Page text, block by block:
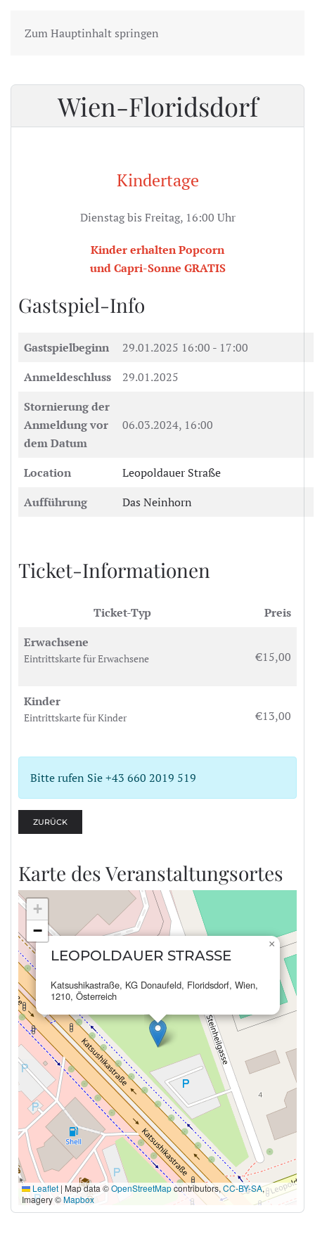
Zum Hauptinhalt springen
Wien-Floridsdorf
Kindertage
Dienstag bis Freitag, 16:00 Uhr
Kinder erhalten Popcorn
und Capri-Sonne GRATIS
Gastspiel-Info
Gastspielbeginn 29.01.2025 16:00 - 17:00
Anmeldeschluss
29.01.2025
Stornierung der
Anmeldung vor
dem Datum
06.03.2024, 16:00
Location
Leopoldauer Straße
Aufführung
Das Neinhorn
Ticket-Informationen
Ticket-Typ
Preis
Erwachsene
Eintrittskarte für Erwachsene €15,00
Kinder
Eintrittskarte für Kinder €13,00
Bitte rufen Sie +43 660 2019 519
ZURÜCK
Karte des Veranstaltungsortes
LEOPOLDAUER STRASSE
Katsushikastraße, KG Donaufeld, Floridsdorf, Wien,
1210, Österreich
×
+
−
Leaflet | Map data ©OpenStreetMapcontributors, CC-BY-SA,
Imagery ©Mapbox